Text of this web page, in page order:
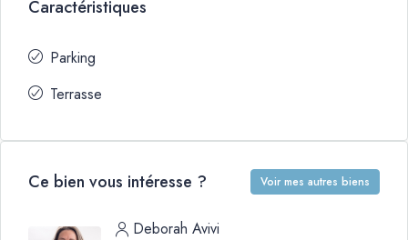
Caractéristiques
Parking
Terrasse
Ce bien vous intéresse ? Voir mes autres biens
Deborah Avivi